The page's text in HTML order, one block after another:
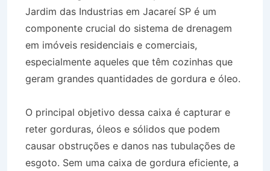
Jardim das Industrias em Jacareí SP é um
componente crucial do sistema de drenagem
em imóveis residenciais e comerciais,
especialmente aqueles que têm cozinhas que
geram grandes quantidades de gordura e óleo.
O principal objetivo dessa caixa é capturar e
reter gorduras, óleos e sólidos que podem
causar obstruções e danos nas tubulações de
esgoto. Sem uma caixa de gordura eficiente, a